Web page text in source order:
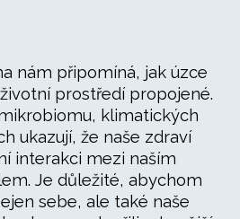
nám připomíná, jak úzce
prostředí propojené.
klimatických
ukazují, že naše zdraví
interakci mezi naším
Je důležité, abychom
sebe, ale také naše